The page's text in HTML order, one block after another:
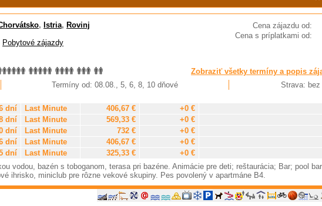
Cena zájazdu od:
Cena s príplatkami od:
, Istria, Rovinj
Pobytové zájazdy
Zobraziť všetky termíny a popis
Termíny od: 08.08., 5, 6, 8, 10 dňové Strava:
dní Last Minute 406,67 €
+0 €
dní Last Minute 569,33 €
+0 €
dní Last Minute 732 €
+0 €
dní Last Minute 406,67 €
+0 €
dní Last Minute 325,33 €
+0 €
vodou, bazén s toboganom, terasa pri bazéne. Animácie pre deti; reštaurácia; Bar; pool
ihrisko, miniclub pre rôzne vekové skupiny. Pes povolený v apartmáne B4.